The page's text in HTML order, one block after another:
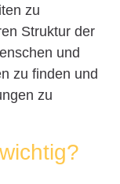
zu
Struktur der
und
zu finden und
zu